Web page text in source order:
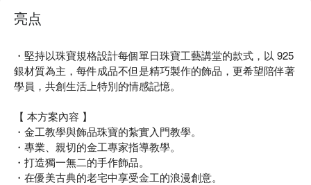
亮点
・堅持以珠寶規格設計每個單日珠寶工藝講堂的款式，以 925
銀材質為主，每件成品不但是精巧製作的飾品，更希望陪伴著
學員，共創生活上特別的情感記憶。
【 本方案內容 】
・金工教學與飾品珠寶的紮實入門教學。
・專業、親切的金工專家指導教學。
・打造獨一無二的手作飾品。
・在優美古典的老宅中享受金工的浪漫創意。